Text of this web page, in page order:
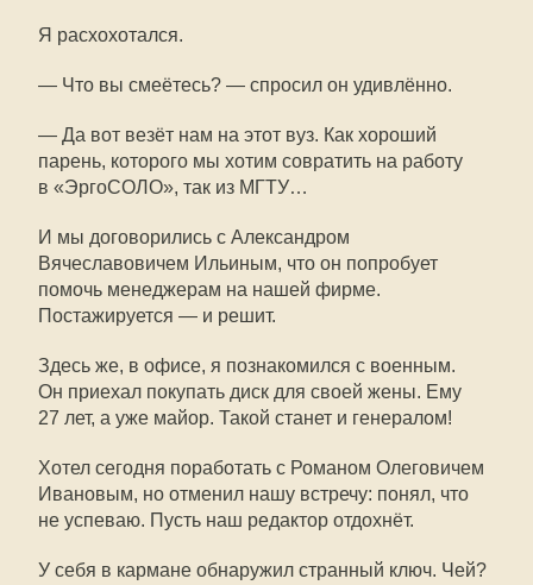
Я расхохотался.
— Что вы смеётесь? — спросил он удивлённо.
— Да вот везёт нам на этот вуз. Как хороший
парень, которого мы хотим совратить на работу
в «ЭргоСОЛО», так из МГТУ…
И мы договорились с Александром
Вячеславовичем Ильиным, что он попробует
помочь менеджерам на нашей фирме.
Постажируется — и решит.
Здесь же, в офисе, я познакомился с военным.
Он приехал покупать диск для своей жены. Ему
27 лет, а уже майор. Такой станет и генералом!
Хотел сегодня поработать с Романом Олеговичем
Ивановым, но отменил нашу встречу: понял, что
не успеваю. Пусть наш редактор отдохнёт.
У себя в кармане обнаружил странный ключ. Чей?